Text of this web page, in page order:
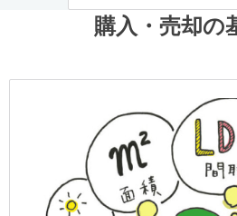
購入・売却の